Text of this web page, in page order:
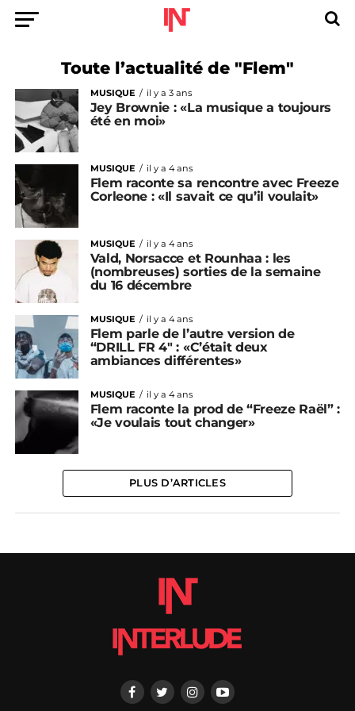
Toute l’actualité de "Flem"
MUSIQUE il y a 3 ans
Jey Brownie : «La musique a toujours
été en moi»
MUSIQUE il y a 4 ans
Flem raconte sa rencontre avec Freeze
Corleone : «Il savait ce qu’il voulait»
MUSIQUE il y a 4 ans
Vald, Norsacce et Rounhaa : les
(nombreuses) sorties de la semaine
du 16 décembre
MUSIQUE il y a 4 ans
Flem parle de l’autre version de
“DRILL FR 4″ : «C’était deux
ambiances différentes»
MUSIQUE il y a 4 ans
Flem raconte la prod de “Freeze Raël” :
«Je voulais tout changer»
PLUS D’ARTICLES